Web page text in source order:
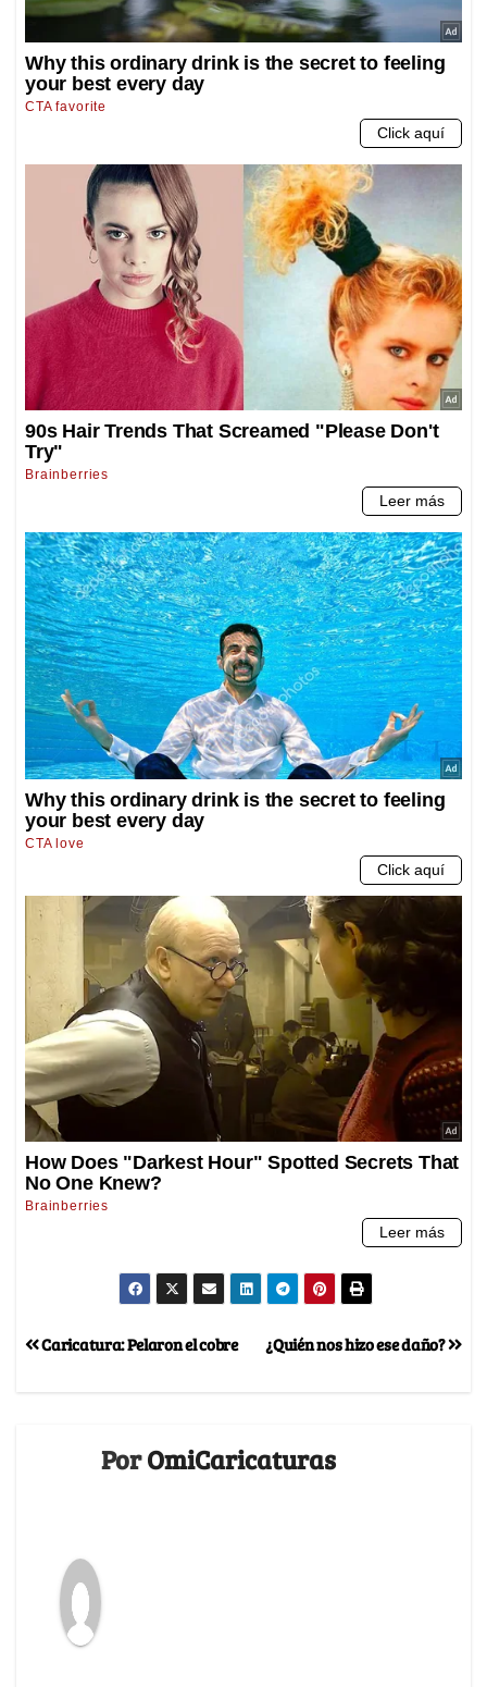
¿Quién nos hizo ese daño?
Caricatura: Pelaron el cobre
PorOmiCaricaturas